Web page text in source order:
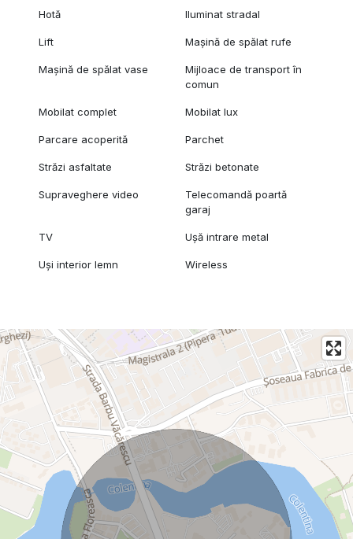
Hotă Iluminat stradal
Lift Mașină de spălat rufe
Mașină de spălat vase
Mijloace de transport în
comun
Mobilat complet Mobilat lux
Parcare acoperită Parchet
Străzi asfaltate Străzi betonate
Supraveghere video
Telecomandă poartă
garaj
TV Ușă intrare metal
Uși interior lemn Wireless